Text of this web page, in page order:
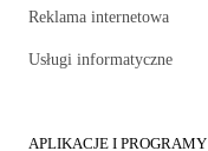
Reklama internetowa
Usługi informatyczne
APLIKACJE I PROGRAMY